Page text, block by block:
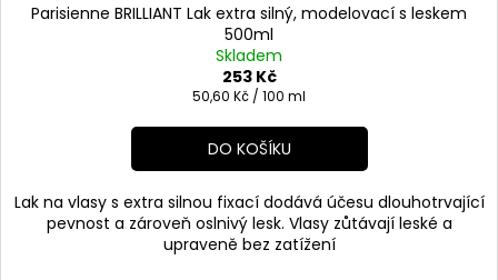
Parisienne BRILLIANT Lak extra silný, modelovací s leskem
500ml
Skladem
253 Kč
Měrná
50,60 Kč / 100 ml
DO KOŠÍKU
Lak na vlasy s extra silnou fixací dodává účesu dlouhotrvající
pevnost a zároveň oslnivý lesk. Vlasy zůtávají leské a
upraveně bez zatížení